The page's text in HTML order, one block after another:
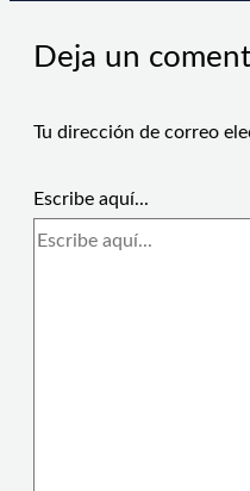
Deja un
Tu dirección de correo
Escribe aquí...